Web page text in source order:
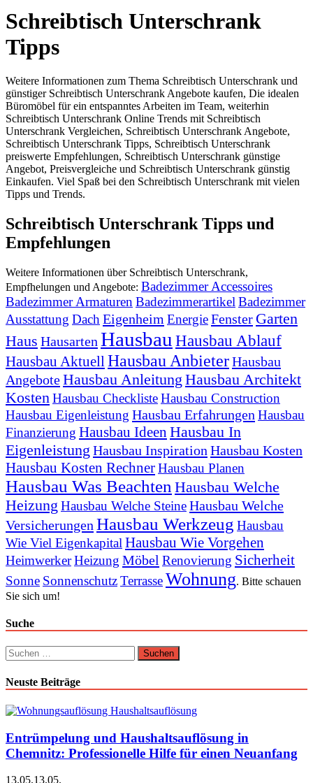
Schreibtisch Unterschrank
Tipps
Weitere Informationen zum Thema Schreibtisch Unterschrank und
günstiger Schreibtisch Unterschrank Angebote kaufen, Die idealen
Büromöbel für ein entspanntes Arbeiten im Team, weiterhin
Schreibtisch Unterschrank Online Trends mit Schreibtisch
Unterschrank Vergleichen, Schreibtisch Unterschrank Angebote,
Schreibtisch Unterschrank Tipps, Schreibtisch Unterschrank
preiswerte Empfehlungen, Schreibtisch Unterschrank günstige
Angebot, Preisvergleiche und Schreibtisch Unterschrank günstig
Einkaufen. Viel Spaß bei den Schreibtisch Unterschrank mit vielen
Tipps und Trends.
Schreibtisch Unterschrank Tipps und
Empfehlungen
Weitere Informationen über Schreibtisch Unterschrank,
Empfhelungen und Angebote: Badezimmer Accessoires
Badezimmer Armaturen Badezimmerartikel Badezimmer
Ausstattung Dach Eigenheim EnergieFenster Garten
Haus Hausarten Hausbau Hausbau Ablauf
Hausbau AktuellHausbau AnbieterHausbau
AngeboteHausbau Anleitung Hausbau Architekt
Kosten Hausbau ChecklisteHausbau Construction
Hausbau Eigenleistung Hausbau Erfahrungen Hausbau
Finanzierung Hausbau Ideen Hausbau In
Eigenleistung Hausbau Inspiration Hausbau Kosten
Hausbau Kosten RechnerHausbau Planen
Hausbau Was Beachten Hausbau Welche
Heizung Hausbau Welche SteineHausbau Welche
Versicherungen Hausbau Werkzeug Hausbau
Wie Viel Eigenkapital Hausbau Wie Vorgehen
HeimwerkerHeizung Möbel Renovierung Sicherheit
Sonne SonnenschutzTerrasseWohnung. Bitte schauen
Sie sich um!
Suche
Suchen
nach:
Neuste Beiträge
Entrümpelung und Haushaltsauflösung in
Chemnitz: Professionelle Hilfe für einen Neuanfang
13.05.13.05.